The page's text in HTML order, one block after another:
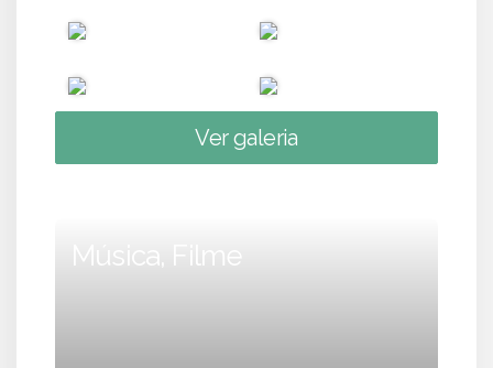
Ver galeria
Música, Filme